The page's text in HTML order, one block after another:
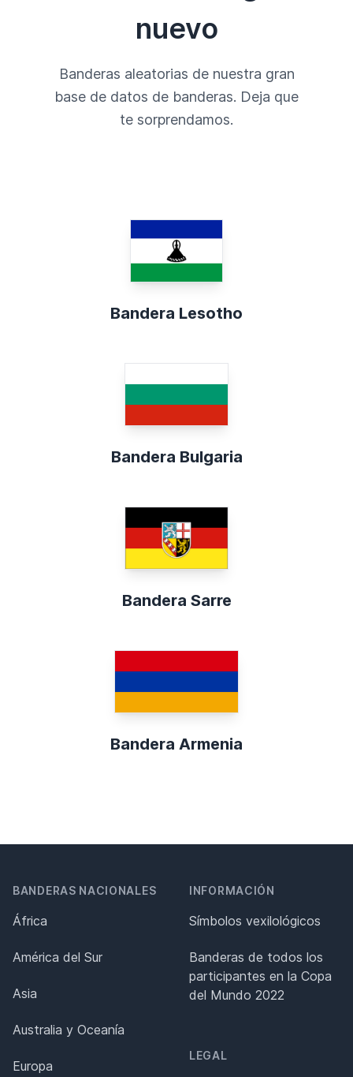
nuevo
Banderas aleatorias de nuestra gran
base de datos de banderas. Deja que
te sorprendamos.
Bandera Lesotho
Bandera Bulgaria
Bandera Sarre
Bandera Armenia
BANDERAS NACIONALES
África
América del Sur
Asia
Australia y Oceanía
Europa
INFORMACIÓN
Símbolos vexilológicos
Banderas de todos los
participantes en la Copa
del Mundo 2022
LEGAL